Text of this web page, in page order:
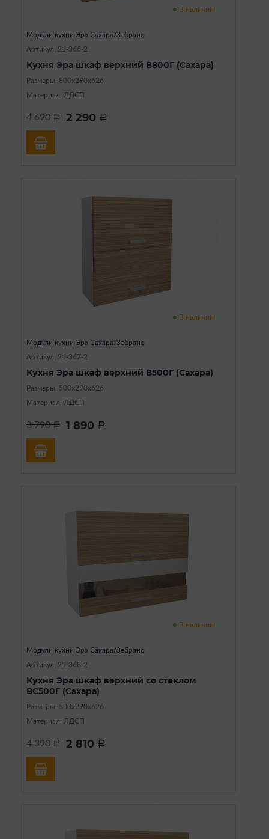
В наличии
Модули кухни Эра Сахара/Зебрано
Артикул: 21-366-2
Кухня Эра шкаф верхний В800Г (Сахара)
Размеры: 800х290х626
Материал: ЛДСП
4 690a 2 290 a
В наличии
Модули кухни Эра Сахара/Зебрано
Артикул: 21-367-2
Кухня Эра шкаф верхний В500Г (Сахара)
Размеры: 500х290х626
Материал: ЛДСП
3 790a 1 890 a
В наличии
Модули кухни Эра Сахара/Зебрано
Артикул: 21-368-2
Кухня Эра шкаф верхний со стеклом
ВС500Г (Сахара)
Размеры: 500х290х626
Материал: ЛДСП
4 390a 2 810 a